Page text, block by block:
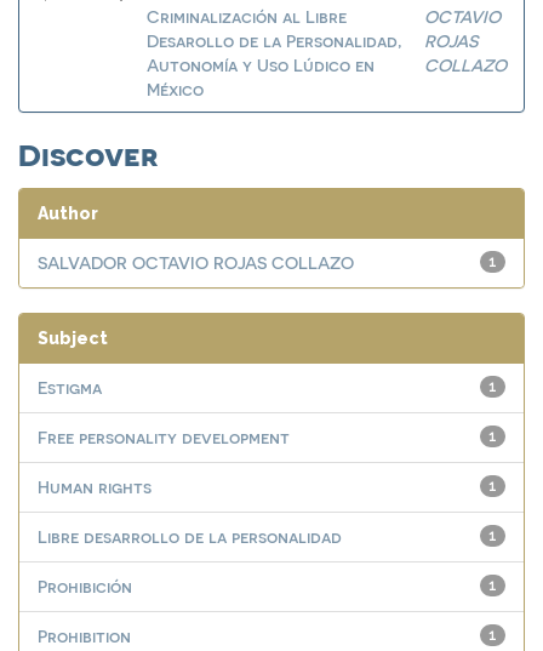
Criminalización al Libre
Desarollo de la Personalidad,
Autonomía y Uso Lúdico en
México
OCTAVIO
ROJAS
COLLAZO
Discover
Author
1
SALVADOR OCTAVIO ROJAS COLLAZO
Subject
1
Estigma
1
Free personality development
1
Human rights
1
Libre desarrollo de la personalidad
1
Prohibición
1
Prohibition